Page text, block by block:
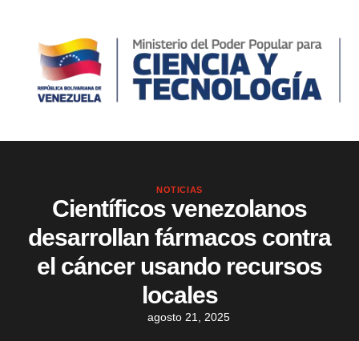
NOTICIAS
Científicos venezolanos
desarrollan fármacos contra
el cáncer usando recursos
locales
agosto 21, 2025